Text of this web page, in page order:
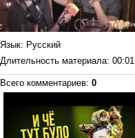
Язык: Русский
Длительность материала:
Всего комментариев: 0